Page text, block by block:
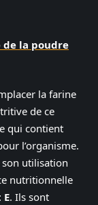
la poudre
la farine
de ce
qui contient
l’organisme.
son utilisation
nutritionnelle
. Ils sont